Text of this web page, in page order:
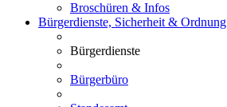
Broschüren & Infos
Bürgerdienste, Sicherheit & Ordnung
Bürgerdienste
Bürgerbüro